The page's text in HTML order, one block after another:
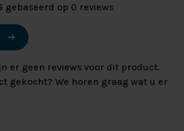
gebaseerd op 0 reviews
er geen reviews voor dit product.
gekocht? We horen graag wat u er